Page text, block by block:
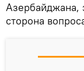
Азербайджана,
сторона